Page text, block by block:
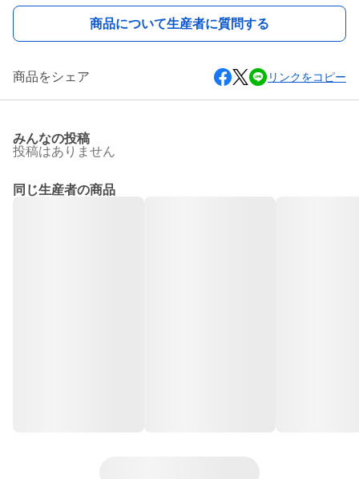
商品について生産者に質問する
商品をシェア リンクをコピー
みんなの投稿
投稿はありません
同じ生産者の商品